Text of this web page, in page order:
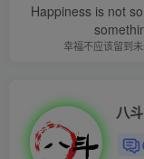
Happiness is not
幸福不应该留到
八斗